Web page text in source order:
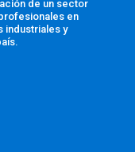
de un sector
en
industriales y